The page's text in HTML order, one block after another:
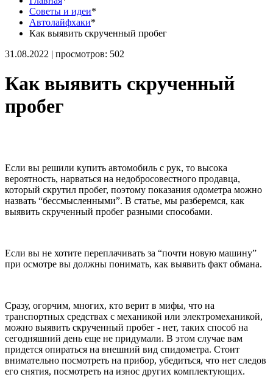
Советы и идеи*
Автолайфхаки*
Как выявить скрученный пробег
31.08.2022 | просмотров: 502
Как выявить скрученный
пробег
Если вы решили купить автомобиль с рук, то высока
вероятность, нарваться на недобросовестного продавца,
который скрутил пробег, поэтому показания одометра можно
назвать “бессмысленными”. В статье, мы разберемся, как
выявить скрученный пробег разными способами.
Если вы не хотите переплачивать за “почти новую машину”
при осмотре вы должны понимать, как выявить факт обмана.
Сразу, огорчим, многих, кто верит в мифы, что на
транспортных средствах с механикой или электромеханикой,
можно выявить скрученный пробег - нет, таких способ на
сегодняшний день еще не придумали. В этом случае вам
придется опираться на внешний вид спидометра. Стоит
внимательно посмотреть на прибор, убедиться, что нет следов
его снятия, посмотреть на износ других комплектующих.